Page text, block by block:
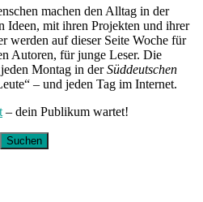
machen den Alltag in der
Ideen, mit ihren Projekten und ihrer
werden auf dieser Seite Woche für
Autoren, für junge Leser. Die
Montag in derSüddeutschen
– und jeden Tag im Internet.
– dein Publikum wartet!